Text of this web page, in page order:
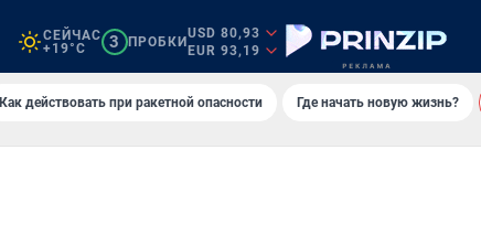
СЕЙЧАС
+19°C
3 ПРОБКИ
USD 80,93
EUR 93,19
Как действовать при ракетной опасности Где начать новую жизнь?